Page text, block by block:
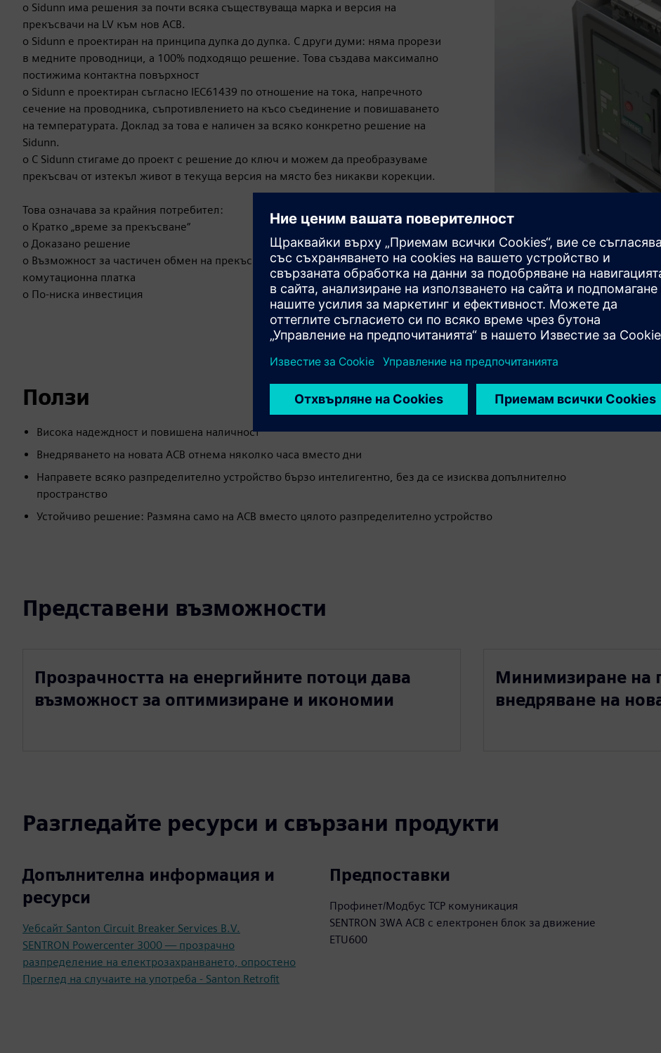
o Sidunn има решения за почти всяка съществуваща марка и версия на
прекъсвачи на LV към нов ACB.
o Sidunn е проектиран на принципа дупка до дупка. С други думи: няма прорези
в медните проводници, а 100% подходящо решение. Това създава максимално
постижима контактна повърхност
o Sidunn е проектиран съгласно IEC61439 по отношение на тока, напречното
сечение на проводника, съпротивлението на късо съединение и повишаването
на температурата. Доклад за това е наличен за всяко конкретно решение на
Sidunn.
o С Sidunn стигаме до проект с решение до ключ и можем да преобразуваме
прекъсвач от изтекъл живот в текуща версия на място без никакви корекции.
Това означава за крайния потребител:
o Кратко „време за прекъсване“
o Доказано решение
o Възможност за частичен обмен на прекъсвачи вместо напълно нова
комутационна платка
o По-ниска инвестиция
Ползи
Висока надеждност и повишена наличност
Внедряването на новата ACB отнема няколко часа вместо дни
Направете всяко разпределително устройство бързо интелигентно, без да се изисква допълнително
пространство
Устойчиво решение: Размяна само на ACB вместо цялото разпределително устройство
Представени възможности
Прозрачността на енергийните потоци дава
възможност за оптимизиране и икономии
Минимизиране на
внедряване на
Разгледайте ресурси и свързани продукти
Допълнителна информация и
ресурси
Уебсайт Santon Circuit Breaker Services B.V.
SENTRON Powercenter 3000 — прозрачно
разпределение на електрозахранването, опростено
Преглед на случаите на употреба - Santon Retrofit
Предпоставки
Профинет/Модбус TCP комуникация
SENTRON 3WA ACB с електронен блок за движение
ETU600